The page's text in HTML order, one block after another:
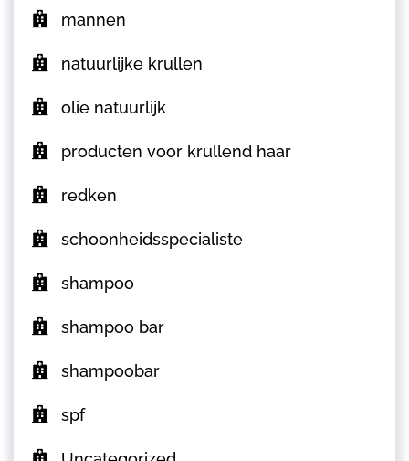
mannen
natuurlijke krullen
olie natuurlijk
producten voor krullend haar
redken
schoonheidsspecialiste
shampoo
shampoo bar
shampoobar
spf